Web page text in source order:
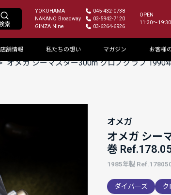
YOKOHAMA
045-432-0738
NAKANO Broadway
03-5942-7120
GINZA Nine
03-6264-6926
OPEN
11:30～
店舗情報 私たちの想い マガジン お客様
オメガ シーマスター300m クロノグラフ 1990
オメガ
オメガ シー
巻
1985年製
ダイバーズ ク